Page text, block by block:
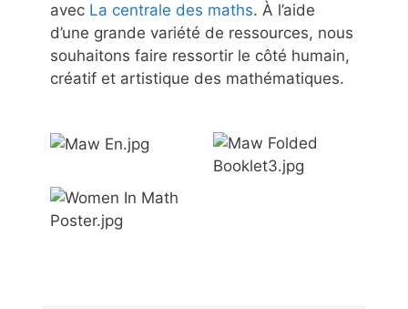
avec La centrale des maths. À l’aide
d’une grande variété de ressources, nous
souhaitons faire ressortir le côté humain,
créatif et artistique des mathématiques.